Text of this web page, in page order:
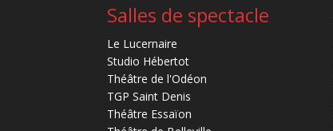
Salles de spectacle
Le Lucernaire
Studio Hébertot
Théâtre de l'Odéon
TGP Saint Denis
Théâtre Essaïon